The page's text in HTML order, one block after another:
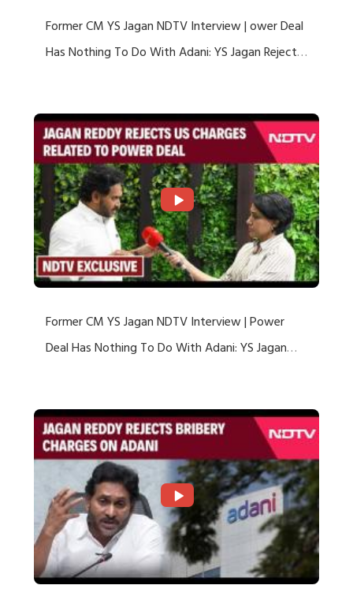
Former CM YS Jagan NDTV Interview | ower Deal
Has Nothing To Do With Adani: YS Jagan Rejects
Former CM YS Jagan NDTV Interview | Power
Deal Has Nothing To Do With Adani: YS Jagan